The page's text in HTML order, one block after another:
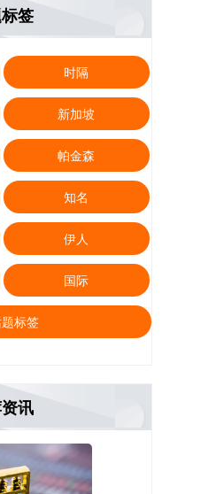
签
时隔
新加坡
帕金森
知名
伊人
国际
标签
讯